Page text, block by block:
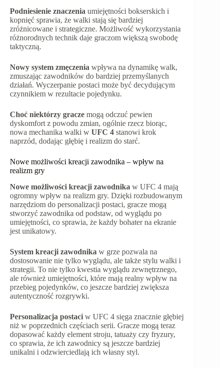
Podniesienie znaczenia umiejętności bokserskich i
kopnięć sprawia, że walki stają się bardziej
zróżnicowane i strategiczne. Możliwość wykorzystania
różnorodnych technik daje graczom większą swobodę
taktyczną.
Nowy system zmęczenia wpływa na dynamikę walk,
zmuszając zawodników do bardziej przemyślanych
działań. Wyczerpanie postaci może być decydującym
czynnikiem w rezultacie pojedynku.
Choć niektórzy gracze mogą odczuć pewien
dyskomfort z powodu zmian, ogólnie rzecz biorąc,
nowa mechanika walki w UFC 4 stanowi krok
naprzód, dodając głębię i realizm do starć.
Nowe możliwości kreacji zawodnika – wpływ na
realizm gry
Nowe możliwości kreacji zawodnika w UFC 4 mają
ogromny wpływ na realizm gry. Dzięki rozbudowanym
narzędziom do personalizacji postaci, gracze mogą
stworzyć zawodnika od podstaw, od wyglądu po
umiejętności, co sprawia, że każdy bohater na ekranie
jest unikatowy.
System kreacji zawodnika w grze pozwala na
dostosowanie nie tylko wyglądu, ale także stylu walki i
strategii. To nie tylko kwestia wyglądu zewnętrznego,
ale również umiejętności, które mają realny wpływ na
przebieg pojedynków, co jeszcze bardziej zwiększa
autentyczność rozgrywki.
Personalizacja postaci w UFC 4 sięga znacznie głębiej
niż w poprzednich częściach serii. Gracze mogą teraz
dopasować każdy element stroju, tatuaży czy fryzury,
co sprawia, że ich zawodnicy są jeszcze bardziej
unikalni i odzwierciedlają ich własny styl.